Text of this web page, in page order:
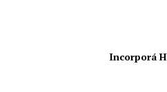
Incorporá